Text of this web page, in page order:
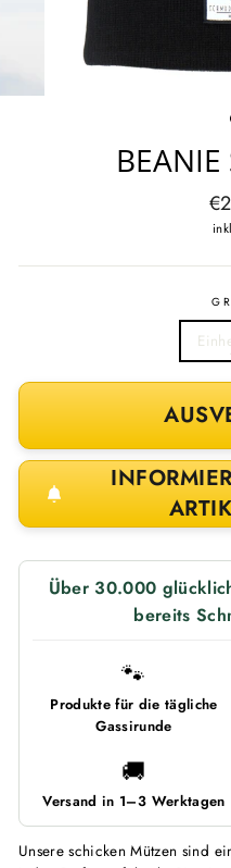
BEANIE
Über 30.000
bereits
🐾
Produkte für die tägliche
Gassirunde
🚚
Versand in 1–3 Werktagen
Unsere schicken Mützen sind